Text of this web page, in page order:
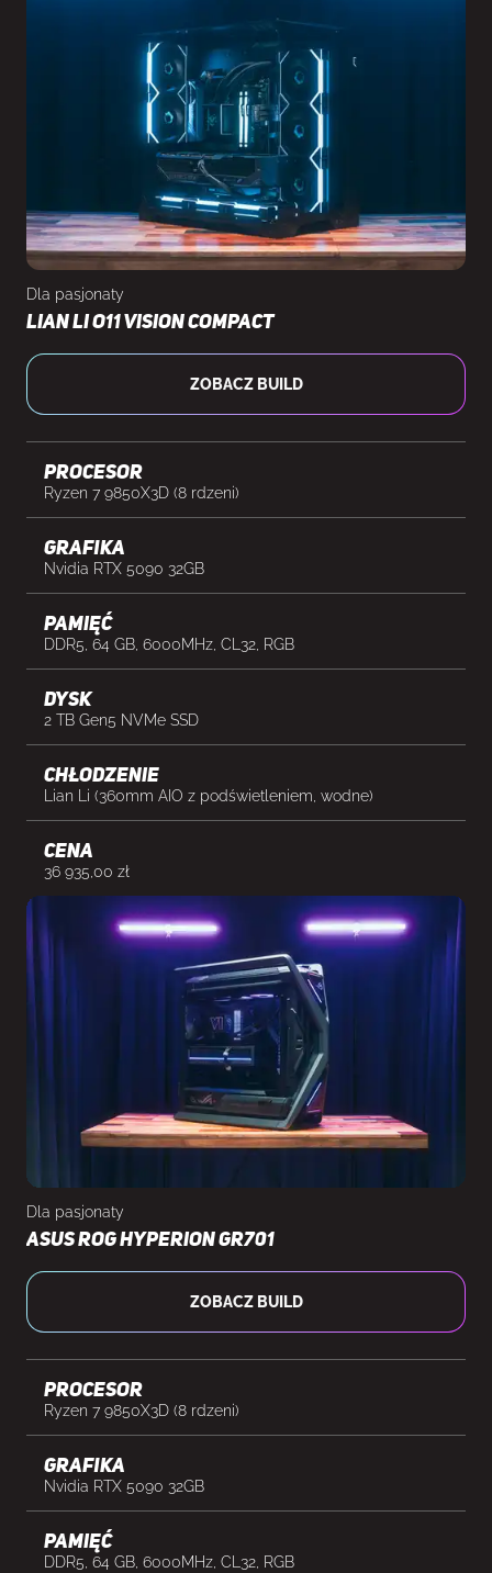
7x 120mm, PWM, RGB + kontroller
Dla pasjonaty
Lian Li O11 Vision Compact
ZOBACZ BUILD
Procesor
Ryzen 7 9850X3D (8 rdzeni)
Grafika
Nvidia RTX 5090 32GB
Pamięć
DDR5, 64 GB, 6000MHz, CL32, RGB
Dysk
2 TB Gen5 NVMe SSD
Chłodzenie
Lian Li (360mm AIO z podświetleniem, wodne)
cena
36 935,00 zł
Dla pasjonaty
Asus ROG Hyperion GR701
ZOBACZ BUILD
Procesor
Ryzen 7 9850X3D (8 rdzeni)
Grafika
Nvidia RTX 5090 32GB
Pamięć
DDR5, 64 GB, 6000MHz, CL32, RGB